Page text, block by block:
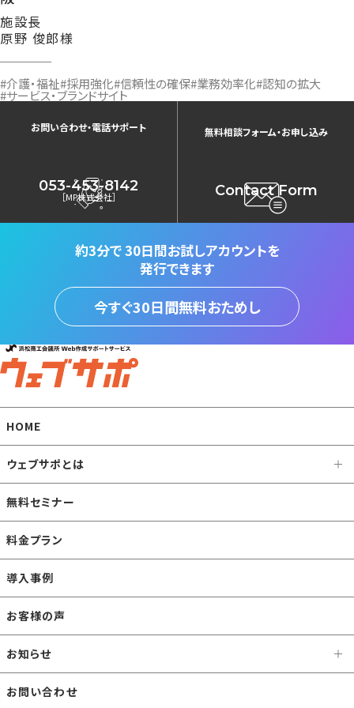
施設長
原野 俊郎様
#介護・福祉#採用強化#信頼性の確保#業務効率化#認知の拡大
#サービス・ブランドサイト
お問い合わせ・電話サポート
053-453-8142
［MP株式会社］
無料相談フォーム・お申し込み
Contact Form
約3分で30日間お試しアカウントを
発行できます
今すぐ30日間無料おためし
HOME
ウェブサポとは
無料セミナー
料金プラン
導入事例
お客様の声
お知らせ
お問い合わせ